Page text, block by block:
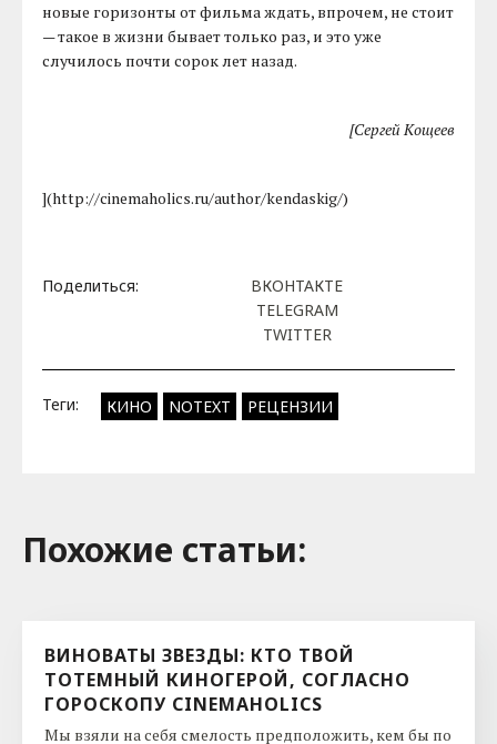
новые горизонты от фильма ждать, впрочем, не стоит
— такое в жизни бывает только раз, и это уже
случилось почти сорок лет назад.
[Сергей Кощеев
](http://cinemaholics.ru/author/kendaskig/)
Поделиться:
ВКОНТАКТЕ
TELEGRAM
TWITTER
Теги: КИНО NOTEXT РЕЦЕНЗИИ
Похожие cтатьи:
ВИНОВАТЫ ЗВЕЗДЫ: КТО ТВОЙ
ТОТЕМНЫЙ КИНОГЕРОЙ, СОГЛАСНО
ГОРОСКОПУ CINEMAHOLICS
Мы взяли на себя смелость предположить, кем бы по